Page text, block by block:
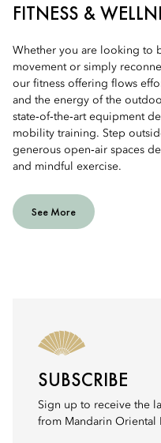
FITNESS &
Whether you are looking to
movement or simply
our fitness offering flows
and the energy of the
state‑of‑the‑art equipment
mobility training. Step
generous open‑air spaces
and mindful exercise.
See More
SUBSCRIBE
Sign up to receive the
from Mandarin Oriental